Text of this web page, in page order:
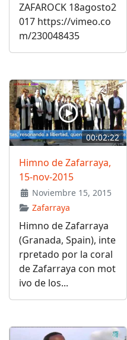
ZAFAROCK 18agosto2
017 https://vimeo.co
m/230048435
00:02:22
Himno de Zafarraya,
15-nov-2015
Noviembre 15, 2015
Zafarraya
Himno de Zafarraya
(Granada, Spain), inte
rpretado por la coral
de Zafarraya con mot
ivo de los...